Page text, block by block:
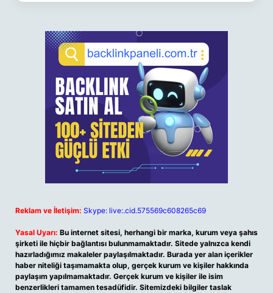
Reklam ve İletişim: Skype: live:.cid.575569c608265c69
Yasal Uyarı: Bu internet sitesi, herhangi bir marka, kurum veya şahıs
şirketi ile hiçbir bağlantısı bulunmamaktadır. Sitede yalnızca kendi
hazırladığımız makaleler paylaşılmaktadır. Burada yer alan içerikler
haber niteliği taşımamakta olup, gerçek kurum ve kişiler hakkında
paylaşım yapılmamaktadır. Gerçek kurum ve kişiler ile isim
benzerlikleri tamamen tesadüfidir. Sitemizdeki bilgiler taslak